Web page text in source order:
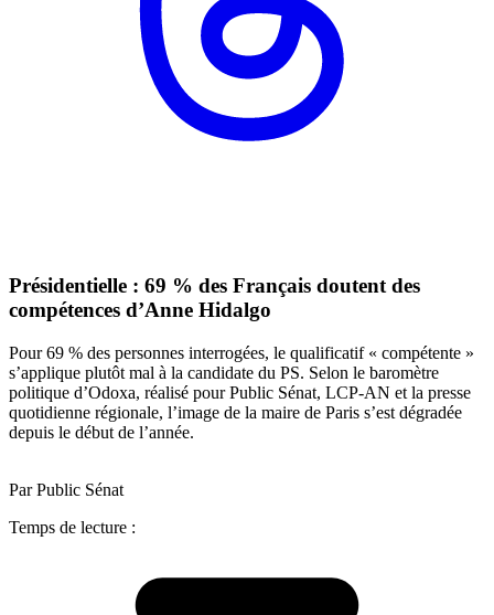
Présidentielle : 69 % des Français doutent des
compétences d’Anne Hidalgo
Pour 69 % des personnes interrogées, le qualificatif « compétente »
s’applique plutôt mal à la candidate du PS. Selon le baromètre
politique d’Odoxa, réalisé pour Public Sénat, LCP-AN et la presse
quotidienne régionale, l’image de la maire de Paris s’est dégradée
depuis le début de l’année.
Par Public Sénat
Temps de lecture :